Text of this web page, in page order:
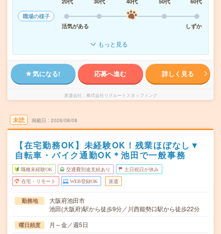
職場の様子
活気がある
しずか
もっと見る
気になる! 応募へ進む 詳しく見る
派遣会社 株式会社リクルートスタッフィング
未読 掲載日 2026/08/08
【在宅勤務OK】未経験OK！残業ほぼなし▼
自転車・バイク通勤OK＊池田で一般事務
職種未経験OK 交通費別途支給あり 土日祝日が休み
在宅・リモート WEB登録OK 派遣
勤務地
大阪府池田市
池田(大阪府)駅から徒歩9分／川西能勢口駅から徒歩22分
曜日頻度 月～金／週5日